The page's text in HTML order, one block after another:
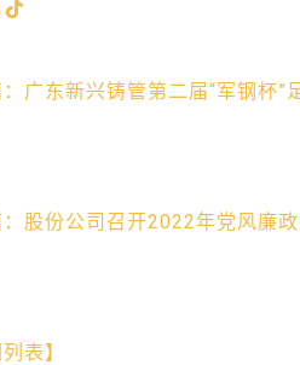
：广东新兴铸管第二届“军钢杯”
股份公司召开2022年党风廉
表】